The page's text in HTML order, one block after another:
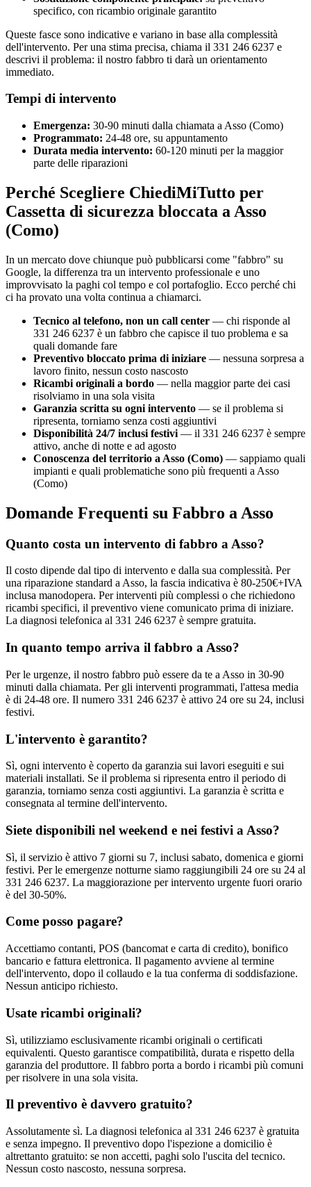
specifico, con ricambio originale garantito
Queste fasce sono indicative e variano in base alla complessità
dell'intervento. Per una stima precisa, chiama il 331 246 6237 e
descrivi il problema: il nostro fabbro ti darà un orientamento
immediato.
Tempi di intervento
Emergenza: 30-90 minuti dalla chiamata a Asso (Como)
Programmato: 24-48 ore, su appuntamento
Durata media intervento: 60-120 minuti per la maggior
parte delle riparazioni
Perché Scegliere ChiediMiTutto per
Cassetta di sicurezza bloccata a Asso
(Como)
In un mercato dove chiunque può pubblicarsi come "fabbro" su
Google, la differenza tra un intervento professionale e uno
improvvisato la paghi col tempo e col portafoglio. Ecco perché chi
ci ha provato una volta continua a chiamarci.
Tecnico al telefono, non un call center — chi risponde al
331 246 6237 è un fabbro che capisce il tuo problema e sa
quali domande fare
Preventivo bloccato prima di iniziare — nessuna sorpresa a
lavoro finito, nessun costo nascosto
Ricambi originali a bordo — nella maggior parte dei casi
risolviamo in una sola visita
Garanzia scritta su ogni intervento — se il problema si
ripresenta, torniamo senza costi aggiuntivi
Disponibilità 24/7 inclusi festivi — il 331 246 6237 è sempre
attivo, anche di notte e ad agosto
Conoscenza del territorio a Asso (Como) — sappiamo quali
impianti e quali problematiche sono più frequenti a Asso
(Como)
Domande Frequenti su Fabbro a Asso
Quanto costa un intervento di fabbro a Asso?
Il costo dipende dal tipo di intervento e dalla sua complessità. Per
una riparazione standard a Asso, la fascia indicativa è 80-250€+IVA
inclusa manodopera. Per interventi più complessi o che richiedono
ricambi specifici, il preventivo viene comunicato prima di iniziare.
La diagnosi telefonica al 331 246 6237 è sempre gratuita.
In quanto tempo arriva il fabbro a Asso?
Per le urgenze, il nostro fabbro può essere da te a Asso in 30-90
minuti dalla chiamata. Per gli interventi programmati, l'attesa media
è di 24-48 ore. Il numero 331 246 6237 è attivo 24 ore su 24, inclusi
festivi.
L'intervento è garantito?
Sì, ogni intervento è coperto da garanzia sui lavori eseguiti e sui
materiali installati. Se il problema si ripresenta entro il periodo di
garanzia, torniamo senza costi aggiuntivi. La garanzia è scritta e
consegnata al termine dell'intervento.
Siete disponibili nel weekend e nei festivi a Asso?
Sì, il servizio è attivo 7 giorni su 7, inclusi sabato, domenica e giorni
festivi. Per le emergenze notturne siamo raggiungibili 24 ore su 24 al
331 246 6237. La maggiorazione per intervento urgente fuori orario
è del 30-50%.
Come posso pagare?
Accettiamo contanti, POS (bancomat e carta di credito), bonifico
bancario e fattura elettronica. Il pagamento avviene al termine
dell'intervento, dopo il collaudo e la tua conferma di soddisfazione.
Nessun anticipo richiesto.
Usate ricambi originali?
Sì, utilizziamo esclusivamente ricambi originali o certificati
equivalenti. Questo garantisce compatibilità, durata e rispetto della
garanzia del produttore. Il fabbro porta a bordo i ricambi più comuni
per risolvere in una sola visita.
Il preventivo è davvero gratuito?
Assolutamente sì. La diagnosi telefonica al 331 246 6237 è gratuita
e senza impegno. Il preventivo dopo l'ispezione a domicilio è
altrettanto gratuito: se non accetti, paghi solo l'uscita del tecnico.
Nessun costo nascosto, nessuna sorpresa.